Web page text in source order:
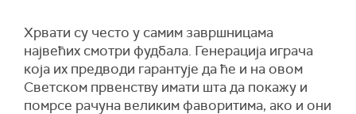
Хрвати су често у самим завршницама
највећих смотри фудбала. Генерација играча
која их предводи гарантује да ће и на овом
Светском првенству имати шта да покажу и
помрсе рачуна великим фаворитима, ако и они